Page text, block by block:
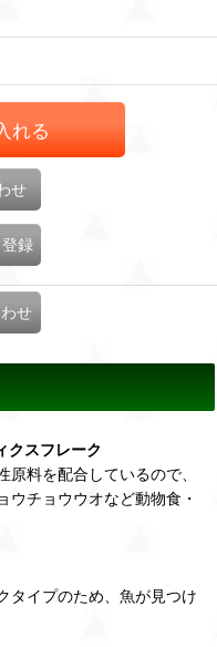
れる
せ
録
せ
クスフレーク
料を配合しているので、
ウチョウウオなど動物食・
タイプのため、魚が見つけ